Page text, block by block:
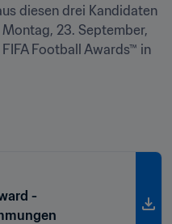
diesen drei Kandidaten
23. September,
Football Awards™ in
-